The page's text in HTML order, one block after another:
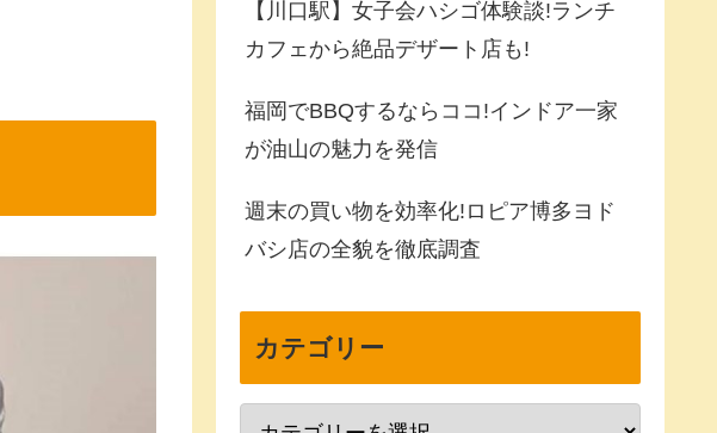
【川口駅】女子会ハシゴ体験談!ランチ
カフェから絶品デザート店も!
福岡でBBQするならココ!インドア一家
が油山の魅力を発信
週末の買い物を効率化!ロピア博多ヨド
バシ店の全貌を徹底調査
カテゴリー